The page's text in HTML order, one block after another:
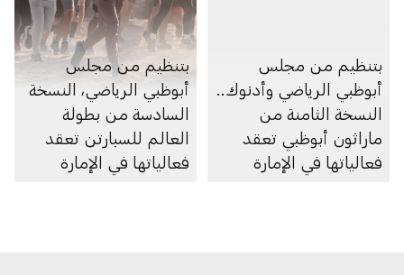
بتنظيم من مجلس
أبوظبي الرياضي وأدنوك..
النسخة الثامنة من
ماراثون أبوظبي تعقد
فعالياتها في الإمارة
بتنظيم من مجلس
أبوظبي الرياضي، النسخة
السادسة من بطولة
العالم للسبارتن تعقد
فعالياتها في الإمارة